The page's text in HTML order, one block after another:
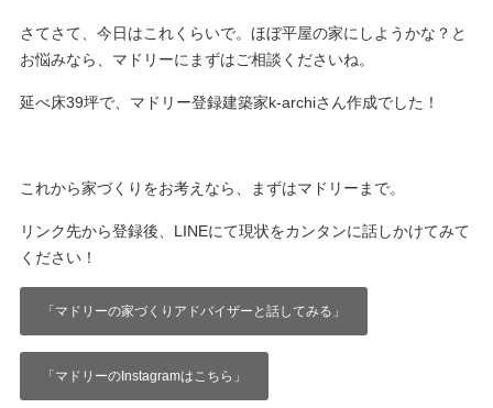
さてさて、今日はこれくらいで。ほぼ平屋の家にしようかな？と
お悩みなら、マドリーにまずはご相談くださいね。
延べ床39坪で、マドリー登録建築家k-archiさん作成でした！
これから家づくりをお考えなら、まずはマドリーまで。
リンク先から登録後、LINEにて現状をカンタンに話しかけてみて
ください！
「マドリーの家づくりアドバイザーと話してみる」
「マドリーのInstagramはこちら」